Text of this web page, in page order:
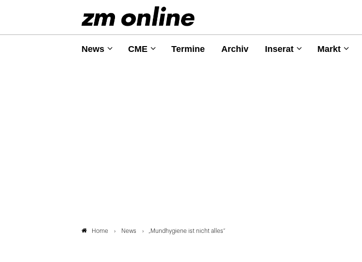
News CME Termine Archiv Inserat Markt
Home News „Mundhygiene ist nicht alles“